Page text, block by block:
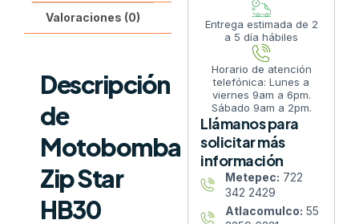
Valoraciones (0)
Descripción
de
Motobomba
Zip Star
HB30
Entrega estimada de 2
a 5 día hábiles
Horario de atención
telefónica: Lunes a
viernes 9am a 6pm.
Sábado 9am a 2pm.
Llámanos para
solicitar más
información
Metepec: 722
342 2429
Atlacomulco: 55